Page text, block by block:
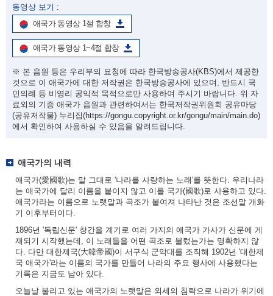
동영상 보기 :
애국가 동영상 1절 합창
애국가 동영상 1~4절 합창
※ 본 음원 등은 우리부의 요청에 따라 한국방송공사(KBS)에서 제공한
것으로 이 애국가에 대한 저작권은 한국방송공사에 있으며, 반드시 국
민의례 등 비영리 공익적 목적으로만 사용하여 주시기 바랍니다. 위 자
료외의 기증 애국가 음원과 관련하여서는 한국저작권위원회 공유마당
(공유저작물) 누리집(https://gongu.copyright.or.kr/gongu/main/main.do)
에서 확인하여 사용하실 수 있음을 알려드립니다.
애국가의 내력
애국가(愛國歌)는 말 그대로 '나라를 사랑하는 노래'를 뜻한다. 우리나라
는 애국가에 달리 이름을 붙이지 않고 이를 국가(國歌)로 사용하고 있다.
애국가라는 이름으로 노랫말과 곡조가 붙여져 나타난 것은 조선말 개화
기 이후부터이다.
1896년 '독립신문' 창간을 계기로 여러 가지의 애국가 가사가 신문에 게
재되기 시작했는데, 이 노래들을 어떤 곡조로 불렀는가는 명확하지 않
다. 다만 대한제국(大韓帝國)이 서구식 군악대를 조직해 1902년 '대한제
국 애국가'라는 이름의 국가를 만들어 나라의 주요 행사에 사용했다는
기록은 지금도 남아 있다.
오늘날 불리고 있는 애국가의 노랫말은 외세의 침략으로 나라가 위기에